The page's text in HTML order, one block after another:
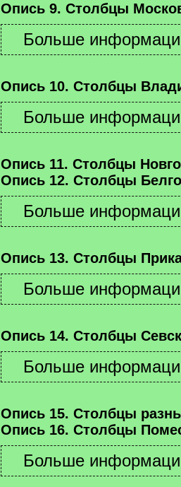
Опись 9. Столбцы
Опись 10. Столбцы
Опись 11. Столбцы
Опись 12. Столбцы
Опись 13. Столбцы
Опись 14. Столбцы
Опись 15. Столбцы
Опись 16. Столбцы